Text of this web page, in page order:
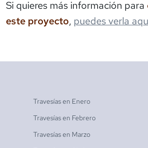
Si quieres más información para
este proyecto, puedes verla
Travesías en Enero
Travesías en Febrero
Travesías en Marzo